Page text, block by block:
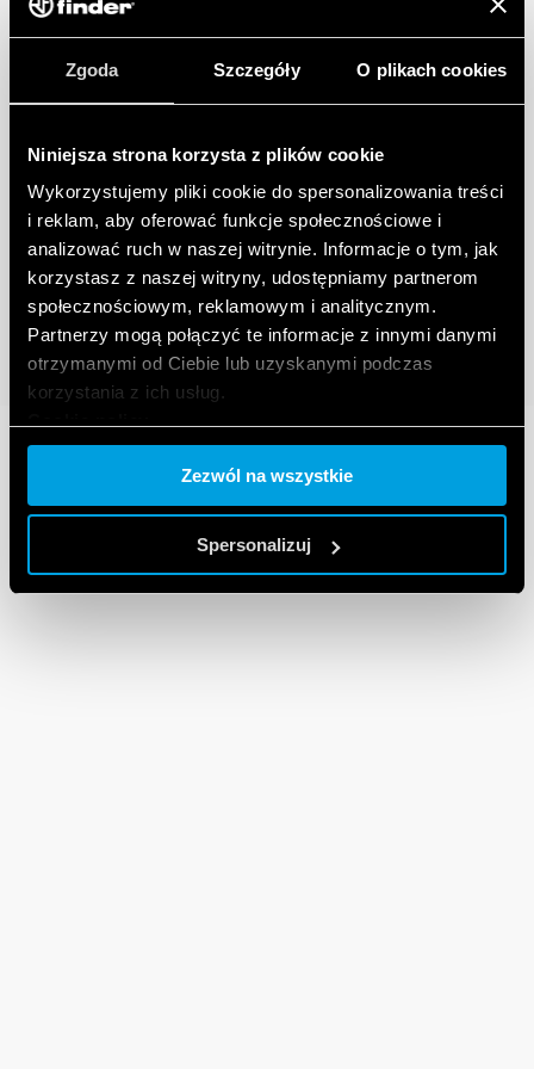
Zgoda Szczegóły O plikach cookies
Niniejsza strona korzysta z plików cookie
Wykorzystujemy pliki cookie do spersonalizowania treści
i reklam, aby oferować funkcje społecznościowe i
analizować ruch w naszej witrynie. Informacje o tym, jak
korzystasz z naszej witryny, udostępniamy partnerom
społecznościowym, reklamowym i analitycznym.
Partnerzy mogą połączyć te informacje z innymi danymi
otrzymanymi od Ciebie lub uzyskanymi podczas
korzystania z ich usług.
Zezwól na wszystkie
Spersonalizuj